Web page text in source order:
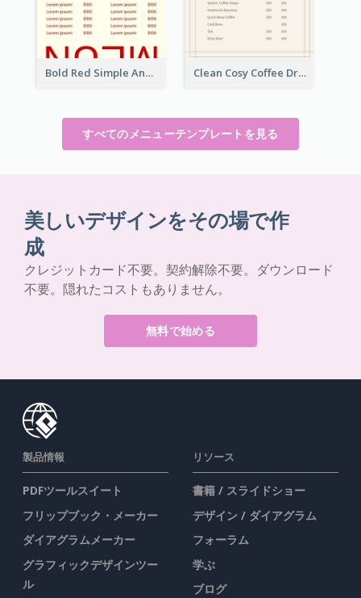
Bold Red Simple And Modern Menu Design Clean Cosy Coffee Drinks Menu Design
すべてのメニューテンプレートを見る
美しいデザインをその場で作
成
クレジットカード不要。契約解除不要。ダウンロード
不要。隠れたコストもありません。
無料で始める
製品情報
PDFツールスイート
フリップブック・メーカー
ダイアグラムメーカー
グラフィックデザインツー
ル
リソース
書籍 / スライドショー
デザイン / ダイアグラム
フォーラム
学ぶ
ブログ